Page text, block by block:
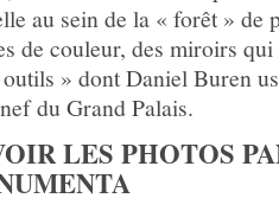
au sein de la « forêt » de
de couleur, des miroirs
» dont Daniel Buren
du Grand Palais.
LES PHOTOS